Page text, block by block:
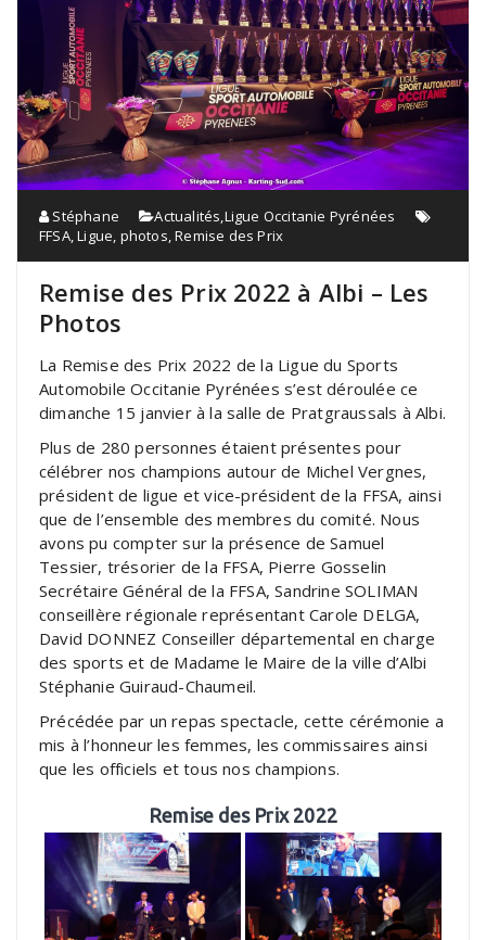
Stéphane Actualités,Ligue Occitanie Pyrénées
FFSA,Ligue, photos,Remise des Prix
Remise des Prix 2022 à Albi – Les
Photos
La Remise des Prix 2022 de la Ligue du Sports
Automobile Occitanie Pyrénées s’est déroulée ce
dimanche 15 janvier à la salle de Pratgraussals à Albi.
Plus de 280 personnes étaient présentes pour
célébrer nos champions autour de Michel Vergnes,
président de ligue et vice-président de la FFSA, ainsi
que de l’ensemble des membres du comité. Nous
avons pu compter sur la présence de Samuel
Tessier, trésorier de la FFSA, Pierre Gosselin
Secrétaire Général de la FFSA, Sandrine SOLIMAN
conseillère régionale représentant Carole DELGA,
David DONNEZ Conseiller départemental en charge
des sports et de Madame le Maire de la ville d’Albi
Stéphanie Guiraud-Chaumeil.
Précédée par un repas spectacle, cette cérémonie a
mis à l’honneur les femmes, les commissaires ainsi
que les officiels et tous nos champions.
Remise des Prix 2022